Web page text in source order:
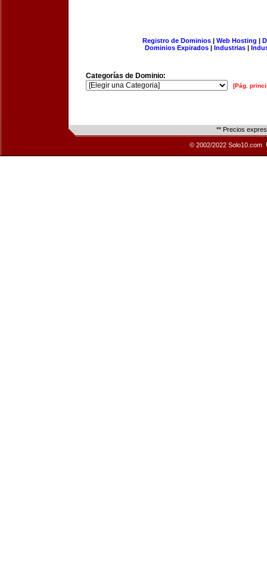
Registro de Dominios| Web Hosting |
Dominios Expirados | Industrias |
Categorías de Dominio:
[Pág.
** Precios
© 2002/2022 Solo10.com